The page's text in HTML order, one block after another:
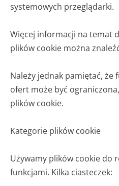
systemowych przeglądarki.
Więcej informacji na temat
plików cookie można
Należy jednak pamiętać, że
ofert może być
plików cookie.
Kategorie plików cookie
Używamy plików cookie do
funkcjami. Kilka ciasteczek: